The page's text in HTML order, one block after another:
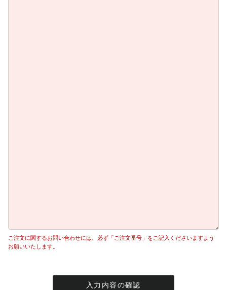
ご注文に関するお問い合わせには、必ず「ご注文番号」をご記入くださいますよう
お願いいたします。
入力内容の確認